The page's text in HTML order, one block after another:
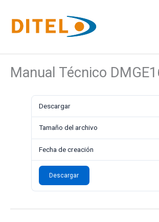
contenido
Manual Técnico
Descargar
Tamaño del archivo
Fecha de creación
Descargar